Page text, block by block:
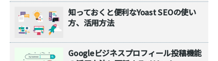
知っておくと便利なYoast SEOの使い
方、活用方法
Googleビジネスプロフィール投稿機能